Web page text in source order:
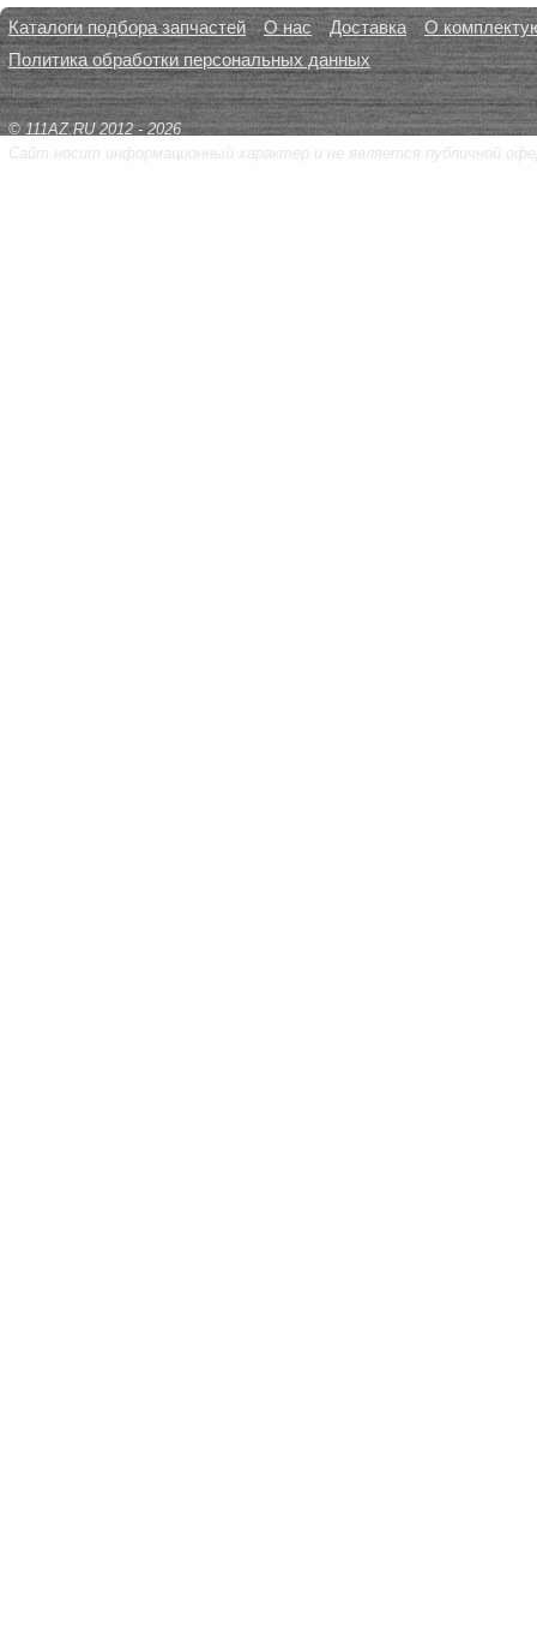
Каталоги подбора запчастей О нас Доставка
О
Политика обработки персональных данных
© 111AZ.RU 2012 - 2026
Сайт носит информационный характер и не является публичной